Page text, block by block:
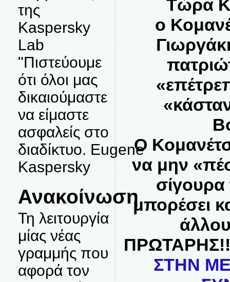
της
Kaspersky
Lab
"Πιστεύουμε
ότι όλοι μας
δικαιούμαστε
να είμαστε
ασφαλείς στο
διαδίκτυο. Eugene
Kaspersky
Ανακοίνωση
Τη λειτουργία
μίας νέας
γραμμής που
αφορά τον
Τώρα
ο
Ο
να μην
σίγουρα
μπορέσει
ΣΤΗΝ